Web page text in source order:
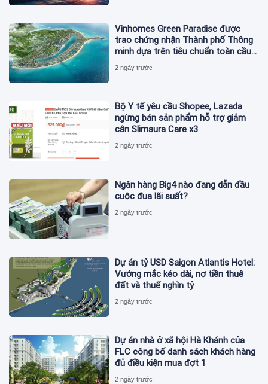
Vinhomes Green Paradise được
trao chứng nhận Thành phố Thông
minh dựa trên tiêu chuẩn toàn cầu
ISO 37122
2 ngày trước
Bộ Y tế yêu cầu Shopee, Lazada
ngừng bán sản phẩm hỗ trợ giảm
cân Slimaura Care x3
2 ngày trước
Ngân hàng Big4 nào đang dẫn đầu
cuộc đua lãi suất?
2 ngày trước
Dự án tỷ USD Saigon Atlantis Hotel:
Vướng mắc kéo dài, nợ tiền thuê
đất và thuế nghìn tỷ
2 ngày trước
Dự án nhà ở xã hội Hà Khánh của
FLC công bố danh sách khách hàng
đủ điều kiện mua đợt 1
2 ngày trước